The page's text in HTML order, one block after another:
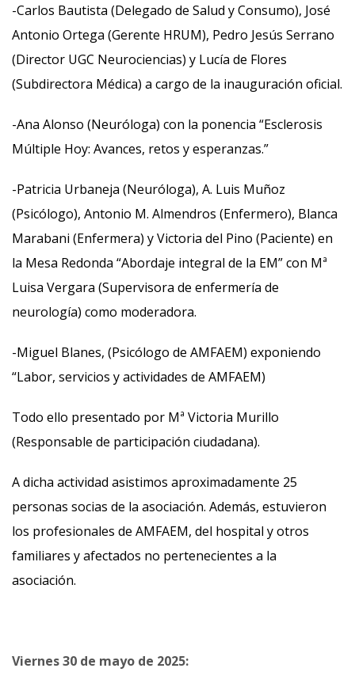
-Carlos Bautista (Delegado de Salud y Consumo), José
Antonio Ortega (Gerente HRUM), Pedro Jesús Serrano
(Director UGC Neurociencias) y Lucía de Flores
(Subdirectora Médica) a cargo de la inauguración oficial.
-Ana Alonso (Neuróloga) con la ponencia “Esclerosis
Múltiple Hoy: Avances, retos y esperanzas.”
-Patricia Urbaneja (Neuróloga), A. Luis Muñoz
(Psicólogo), Antonio M. Almendros (Enfermero), Blanca
Marabani (Enfermera) y Victoria del Pino (Paciente) en
la Mesa Redonda “Abordaje integral de la EM” con Mª
Luisa Vergara (Supervisora de enfermería de
neurología) como moderadora.
-Miguel Blanes, (Psicólogo de AMFAEM) exponiendo
“Labor, servicios y actividades de AMFAEM)
Todo ello presentado por Mª Victoria Murillo
(Responsable de participación ciudadana).
A dicha actividad asistimos aproximadamente 25
personas socias de la asociación. Además, estuvieron
los profesionales de AMFAEM, del hospital y otros
familiares y afectados no pertenecientes a la
asociación.
Viernes 30 de mayo de 2025: